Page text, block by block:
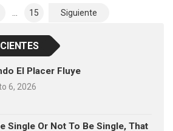
15 Siguiente
El Placer Fluye
6, 2026
Single Or Not To Be Single, That